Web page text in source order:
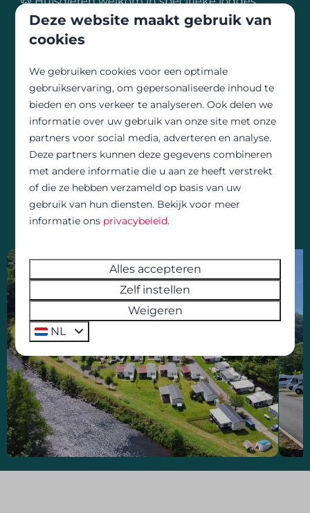
(aangeduid in het boekingssysteem) en
hondendouche voorzien voor je trouwe
🍽️ Bar met terras, restaurant met gevarieerd
menu en dagelijks verse broodjes
⚽ Sport & ontspanning: volleybal, petanque en
tafeltennis
🎠 Speeltuin voor kinderen en
gezinsvriendelijke sfeer
🚗 Gratis parking met elektrische laadpalen
Deze website maakt gebruik van
cookies
We gebruiken cookies voor een optimale
gebruikservaring, om gepersonaliseerde inhoud te
bieden en ons verkeer te analyseren. Ook delen we
informatie over uw gebruik van onze site met onze
partners voor social media, adverteren en analyse.
Deze partners kunnen deze gegevens combineren
met andere informatie die u aan ze heeft verstrekt
of die ze hebben verzameld op basis van uw
gebruik van hun diensten. Bekijk voor meer
informatie ons privacybeleid.
Alles accepteren
Zelf instellen
Weigeren
NL